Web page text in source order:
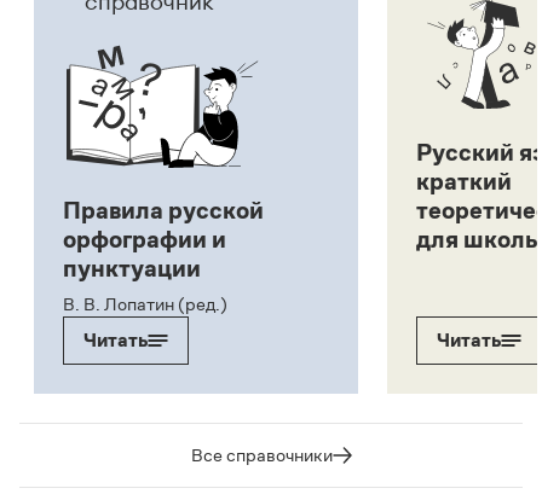
Правила русской
орфографии и
пунктуации
В. В. Лопатин (ред.)
Читать
Русский
краткий
для
Читать
Все справочники